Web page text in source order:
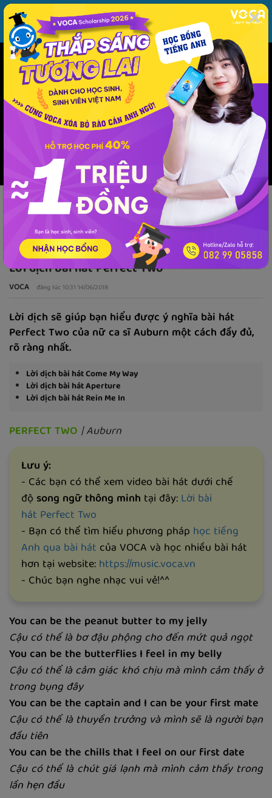
MENU ĐĂNG NHẬP
VOCA Từ vựng Ngữ pháp Mẫu câu Học phát âm Giao tiếp Luyện viết
Lời dịch
Âm nhạc
Lời dịch
Lời dịch bài hát Perfect Two
VOCA đăng lúc 10:31 14/06/2018
Lời dịch sẽ giúp bạn hiểu được ý nghĩa bài hát
Perfect Two của nữ ca sĩ Auburn một cách đầy đủ,
rõ ràng nhất.
Lời dịch bài hát Come My Way
Lời dịch bài hát Aperture
Lời dịch bài hát Rein Me In
PERFECT TWO | Auburn
Lưu ý:
- Các bạn có thể xem video bài hát dưới chế
độ song ngữ thông minh tại đây:Lời bài
hát Perfect Two
- Bạn có thể tìm hiểu phương pháp học tiếng
Anh qua bài hát của VOCA và học nhiều bài hát
hơn tại website:https://music.voca.vn
- Chúc bạn nghe nhạc vui vẻ!^^
You can be the peanut butter to my jelly
Cậu có thể là bơ đậu phộng cho đến mứt quả ngọt
You can be the butterflies I feel in my belly
Cậu có thể là cảm giác khó chịu mà mình cảm thấy ở
trong bụng đây
You can be the captain and I can be your first mate
Cậu có thể là thuyền trưởng và mình sẽ là người bạn
đầu tiên
You can be the chills that I feel on our first date
Cậu có thể là chút giá lạnh mà mình cảm thấy trong
lần hẹn đầu